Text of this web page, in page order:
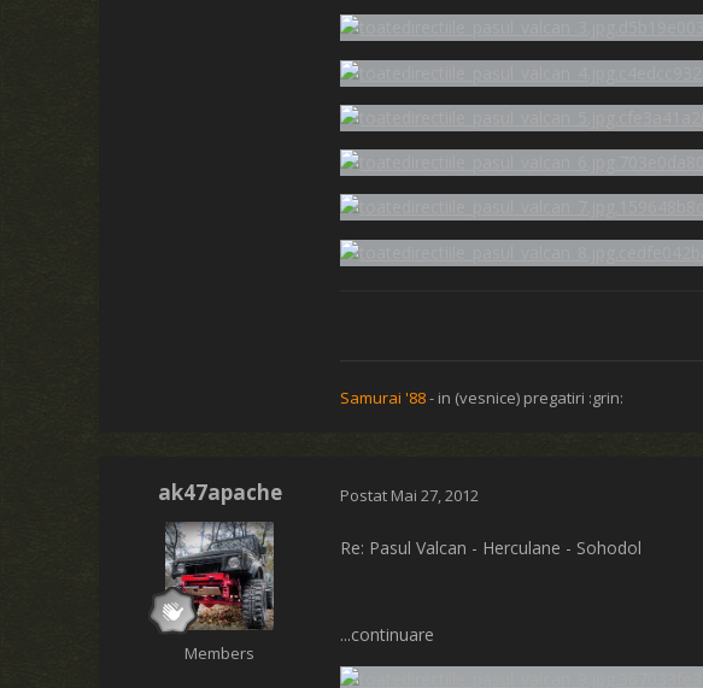
Samurai '88- in (vesnice) pregatiri :grin:
ak47apache
Members
Postat Mai 27, 2012
Re: Pasul Valcan - Herculane - Sohodol
...continuare